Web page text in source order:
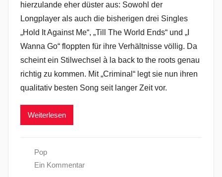
hierzulande eher düster aus: Sowohl der
Longplayer als auch die bisherigen drei Singles
„Hold It Against Me“, „Till The World Ends“ und „I
Wanna Go“ floppten für ihre Verhältnisse völlig. Da
scheint ein Stilwechsel à la back to the roots genau
richtig zu kommen. Mit „Criminal“ legt sie nun ihren
qualitativ besten Song seit langer Zeit vor.
Weiterlesen
Pop
Ein Kommentar